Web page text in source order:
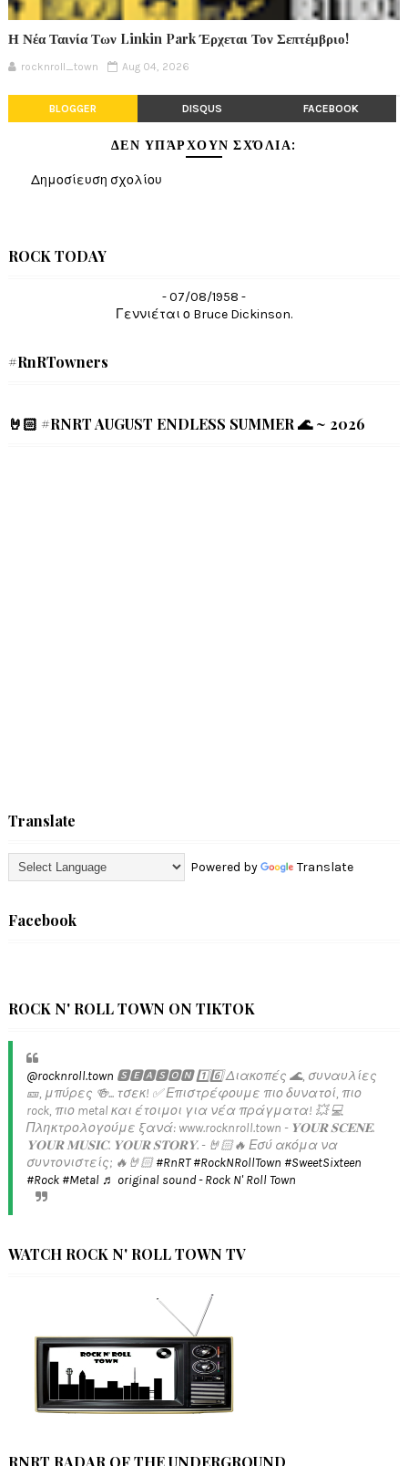
Η Νέα Ταινία Των Linkin Park Έρχεται Τον Σεπτέμβριο!
rocknroll_town Aug 04, 2026
BLOGGER DISQUS FACEBOOK
ΔΕΝ ΥΠΆΡΧΟΥΝ ΣΧΌΛΙΑ:
Δημοσίευση σχολίου
ROCK TODAY
- 07/08/1958 -
Γεννιέται ο Bruce Dickinson.
#RnRTowners
🤘🏻 #RNRT AUGUST ENDLESS SUMMER 🌊 ~ 2026
Translate
Powered by Translate
Facebook
ROCK N' ROLL TOWN ON TIKTOK
@rocknroll.town 🆂🅴🅰🆂🅾🅽 1️⃣6️⃣ Διακοπές 🌊, συναυλίες
🎫, μπύρες 🍻... τσεκ! ✅️ Επιστρέφουμε πιο δυνατοί, πιο
rock, πιο metal και έτοιμοι για νέα πράγματα! 💥 💻
Πληκτρολογούμε ξανά: www.rocknroll.town - 𝐘𝐎𝐔𝐑 𝐒𝐂𝐄𝐍𝐄.
𝐘𝐎𝐔𝐑 𝐌𝐔𝐒𝐈𝐂. 𝐘𝐎𝐔𝐑 𝐒𝐓𝐎𝐑𝐘. - 🤘🏻🔥 Εσύ ακόμα να
συντονιστείς; 🔥🤘🏻#RnRT #RockNRollTown #SweetSixteen
#Rock #Metal ♬ original sound - Rock N' Roll Town
WATCH ROCK N' ROLL TOWN TV
RNRT RADAR OF THE UNDERGROUND